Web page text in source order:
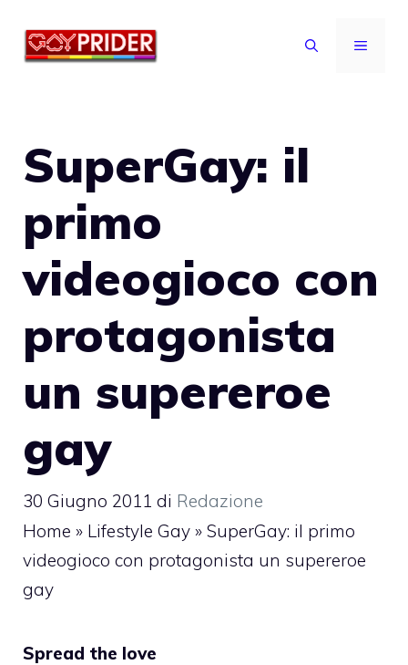
MENU
SuperGay: il
primo
videogioco con
protagonista
un supereroe
gay
30 Giugno 2011 di Redazione
Home » Lifestyle Gay » SuperGay: il primo
videogioco con protagonista un supereroe
gay
Spread the love